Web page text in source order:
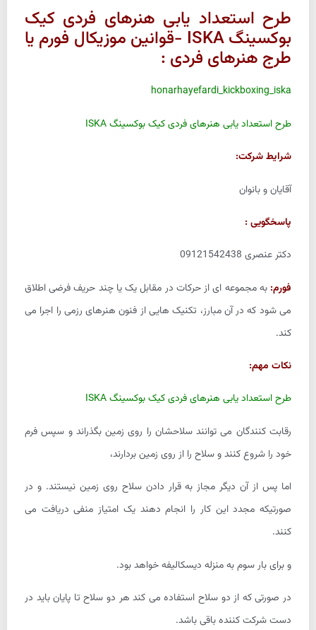
طرح استعداد یابی هنرهای فردی کیک
بوکسینگ ISKA -قوانین موزیکال فورم یا
طرج هنرهای فردی :
honarhayefardi_kickboxing_iska
طرح استعداد یابی هنرهای فردی کیک بوکسینگ ISKA
شرایط شرکت:
آقایان و بانوان
پاسخگویی :
دکتر عنصری 09121542438
فورم: به مجموعه ای از حرکات در مقابل یک یا چند حریف فرضی اطلاق
می شود که در آن مبارز، تکنیک هایی از فنون هنرهای رزمی را اجرا می
کند.
نکات مهم:
طرح استعداد یابی هنرهای فردی کیک بوکسینگ ISKA
رقابت کنندگان می توانند سلاحشان را روی زمین بگذراند و سپس فرم
خود را شروع کنند و سلاح را از روی زمین بردارند،
اما پس از آن دیگر مجاز به قرار دادن سلاح روی زمین نیستند. و در
صورتیکه مجدد این کار را انجام دهند یک امتیاز منفی دریافت می
کنند.
و برای بار سوم به منزله دیسکالیفه خواهد بود.
در صورتی که از دو سلاح استفاده می کند هر دو سلاح تا پایان باید در
دست شرکت کننده باقی باشد.